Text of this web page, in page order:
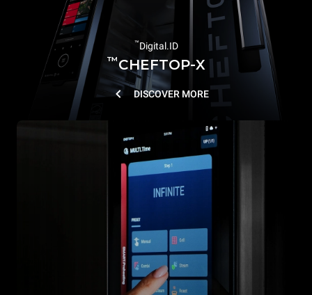
Digital.ID
™
CHEFTOP-X
™
DISCOVER MORE